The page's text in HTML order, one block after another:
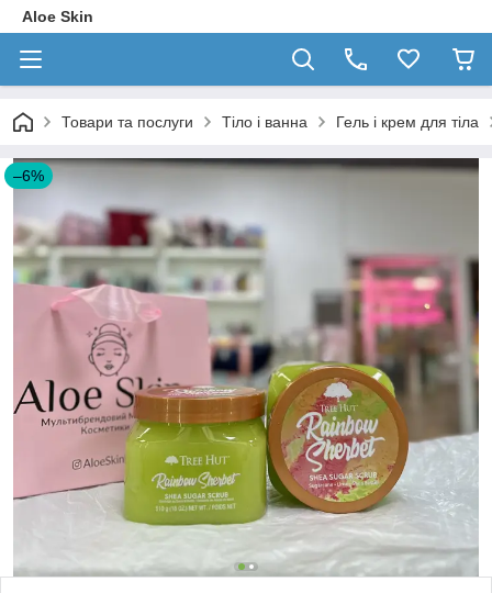
Aloe Skin
Товари та послуги Тіло і ванна Гель і крем для тіла
–6%